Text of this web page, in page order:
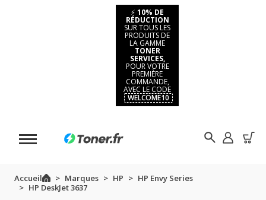
⚡ 10% DE
RÉDUCTION
SUR TOUS LES
PRODUITS DE
LA GAMME
TONER
SERVICES,
POUR VOTRE
PREMIÈRE
COMMANDE,
AVEC LE CODE
WELCOME10
Accueil Marques HP
HP Envy Series
HP DeskJet 3637